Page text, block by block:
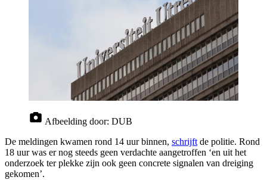
Afbeelding door: DUB
De meldingen kwamen rond 14 uur binnen, schrijft de politie. Rond
18 uur was er nog steeds geen verdachte aangetroffen ‘en uit het
onderzoek ter plekke zijn ook geen concrete signalen van dreiging
gekomen’.